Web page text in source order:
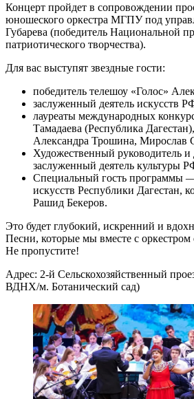
Концерт пройдет в сопровождении
юношеского оркестра МГПУ под
Губарева (победитель Национальной
патриотического творчества).
Для вас выступят звездные гости:
победитель телешоу «Голос»
заслуженный деятель искусств
лауреаты международных
Тамадаева (Республика
Александра Трошина, Мирослав
Художественный руководитель
заслуженный деятель культуры
Специальный гость программы
искусств Республики Дагестан,
Рашид Бекеров.
Это будет глубокий, искренний и
Песни, которые мы вместе с оркестром
Не пропустите!
Адрес: 2-й Сельскохозяйственный
ВДНХ/м. Ботанический сад)